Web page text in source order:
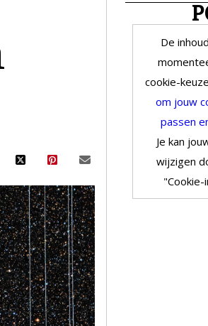
De
cookie-
om jouw
passen
Je kan
wijzigen
"Cookie-